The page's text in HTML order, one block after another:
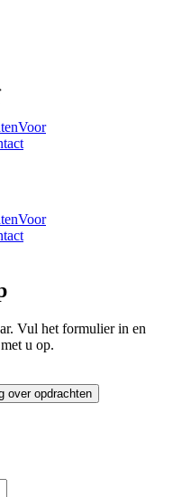
Voor
Voor
Vul het formulier in en
u op.
over opdrachten